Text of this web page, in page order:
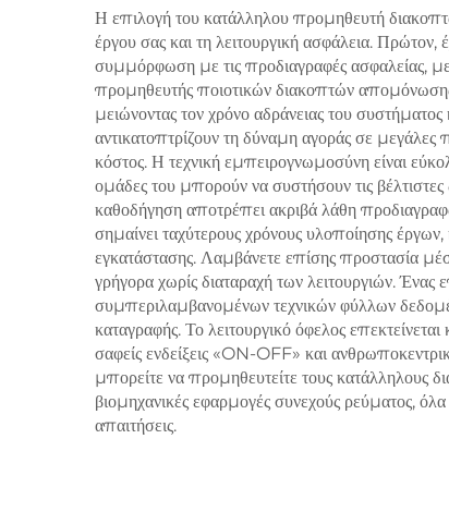
Η επιλογή του κατάλληλου προμηθευτή
έργου σας και τη λειτουργική ασφάλεια.
συμμόρφωση με τις προδιαγραφές ασφαλείας,
προμηθευτής ποιοτικών διακοπτών απομόνωσης
μειώνοντας τον χρόνο αδράνειας του
αντικατοπτρίζουν τη δύναμη αγοράς σε
κόστος. Η τεχνική εμπειρογνωμοσύνη είναι
ομάδες του μπορούν να συστήσουν τις
καθοδήγηση αποτρέπει ακριβά λάθη
σημαίνει ταχύτερους χρόνους υλοποίησης
εγκατάστασης. Λαμβάνετε επίσης προστασία
γρήγορα χωρίς διαταραχή των λειτουργιών.
συμπεριλαμβανομένων τεχνικών φύλλων
καταγραφής. Το λειτουργικό όφελος
σαφείς ενδείξεις «ON-OFF» και
μπορείτε να προμηθευτείτε τους κατάλληλους
βιομηχανικές εφαρμογές συνεχούς ρεύματος,
απαιτήσεις.